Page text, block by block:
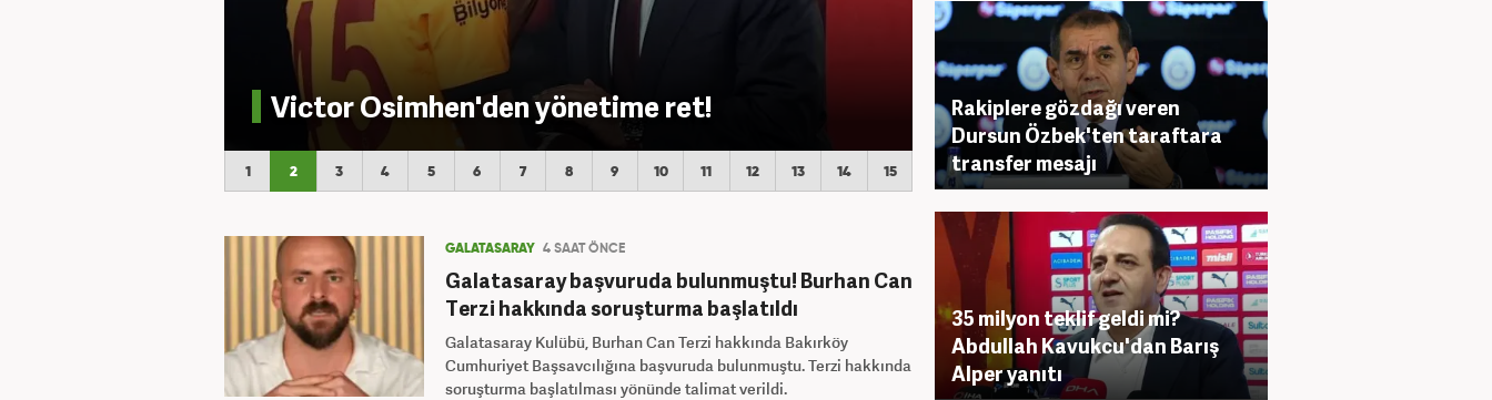
Victor Osimhen'den yönetime ret!
1 2 3 4 5 6 7 8 9 10 11 12 13 14 15
GALATASARAY 4 SAAT ÖNCE
Galatasaray başvuruda bulunmuştu! Burhan Can
Terzi hakkında soruşturma başlatıldı
Galatasaray Kulübü, Burhan Can Terzi hakkında Bakırköy
Cumhuriyet Başsavcılığına başvuruda bulunmuştu. Terzi hakkında
soruşturma başlatılması yönünde talimat verildi.
Rakiplere gözdağı veren
Dursun Özbek'ten taraftara
transfer mesajı
35 milyon teklif geldi mi?
Abdullah Kavukcu'dan Barış
Alper yanıtı